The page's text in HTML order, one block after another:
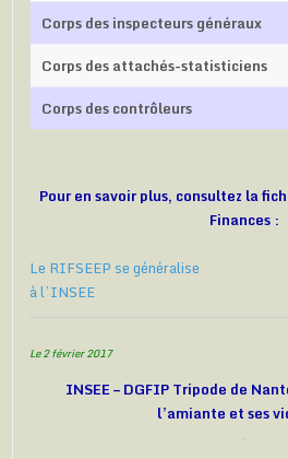
Corps des inspecteurs généraux
Corps des attachés-statisticiens
Corps des contrôleurs
Pour en savoir plus, consultez la
Finances :
Le RIFSEEP se généralise
à l’INSEE
Le 2 février 2017
INSEE – DGFIP Tripode de
l’amiante et ses